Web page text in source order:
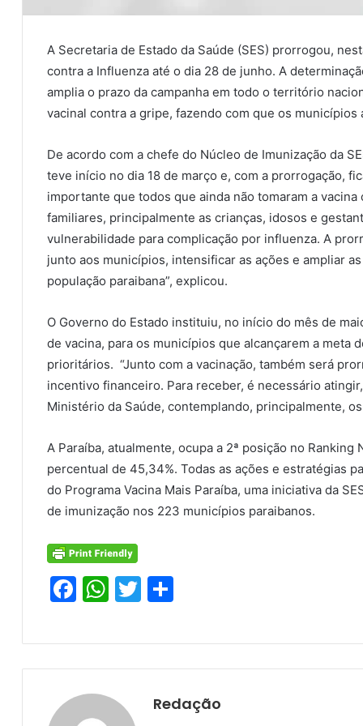
A Secretaria de Estado da Saúde (SES) prorrogou,
contra a Influenza até o dia 28 de junho. A
amplia o prazo da campanha em todo o território
vacinal contra a gripe, fazendo com que os municípios
De acordo com a chefe do Núcleo de Imunização da
teve início no dia 18 de março e, com a prorrogação,
importante que todos que ainda não tomaram a
familiares, principalmente as crianças, idosos e
vulnerabilidade para complicação por influenza. A
junto aos municípios, intensificar as ações e ampliar
população paraibana”, explicou.
O Governo do Estado instituiu, no início do mês de
de vacina, para os municípios que alcançarem a meta
prioritários. “Junto com a vacinação, também será
incentivo financeiro. Para receber, é necessário
Ministério da Saúde, contemplando, principalmente,
A Paraíba, atualmente, ocupa a 2ª posição no
percentual de 45,34%. Todas as ações e estratégias
do Programa Vacina Mais Paraíba, uma iniciativa da
de imunização nos 223 municípios paraibanos.
F
c
e
b
o
W
at
s
A
p
T
itt
er
ar
e
Redação